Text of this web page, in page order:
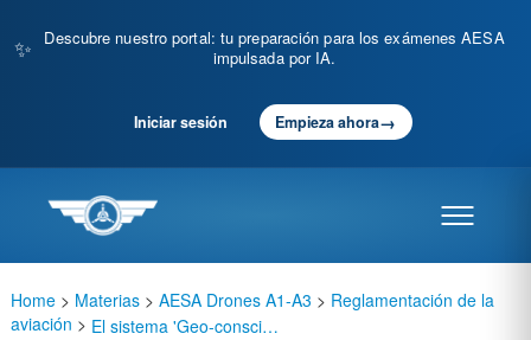
✨
Descubre nuestro portal: tu preparación para los exámenes AESA
impulsada por IA.
Iniciar sesión Empieza ahora→
Home> Materias> AESA Drones A1-A3 > Reglamentación de la
aviación > El sistema 'Geo-consciencia' (Geo-awareness), obligatorio en varias clases de drones EASA, es una función de software que: